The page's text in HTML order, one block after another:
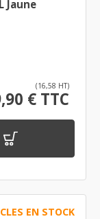
Jaune
(16,58 HT)
€ TTC
EN STOCK